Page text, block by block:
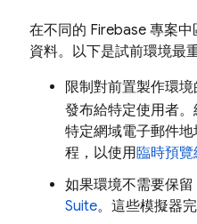
在不同的 Firebase 專案
資料。以下是試前環境最
限制對前置製作環
發布給特定使用者
特定網域電子郵件
程，以使用臨時預
如果環境不需要保
Suite。這些模擬器